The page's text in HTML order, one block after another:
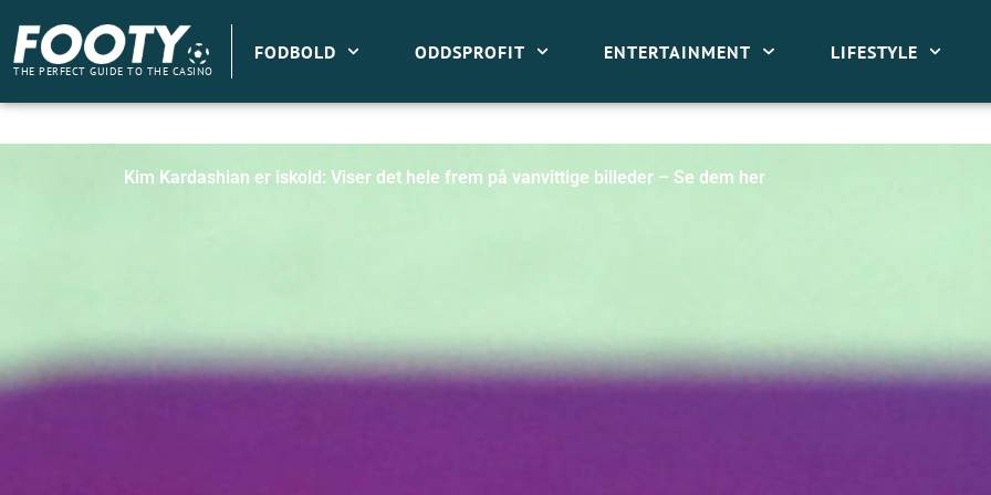
indholdet
THE PERFECT GUIDE TO THE CASINO
FODBOLD ODDSPROFIT ENTERTAINMENT LIFESTYLE
Kim Kardashian er iskold: Viser det hele frem på vanvittige billeder – Se dem her